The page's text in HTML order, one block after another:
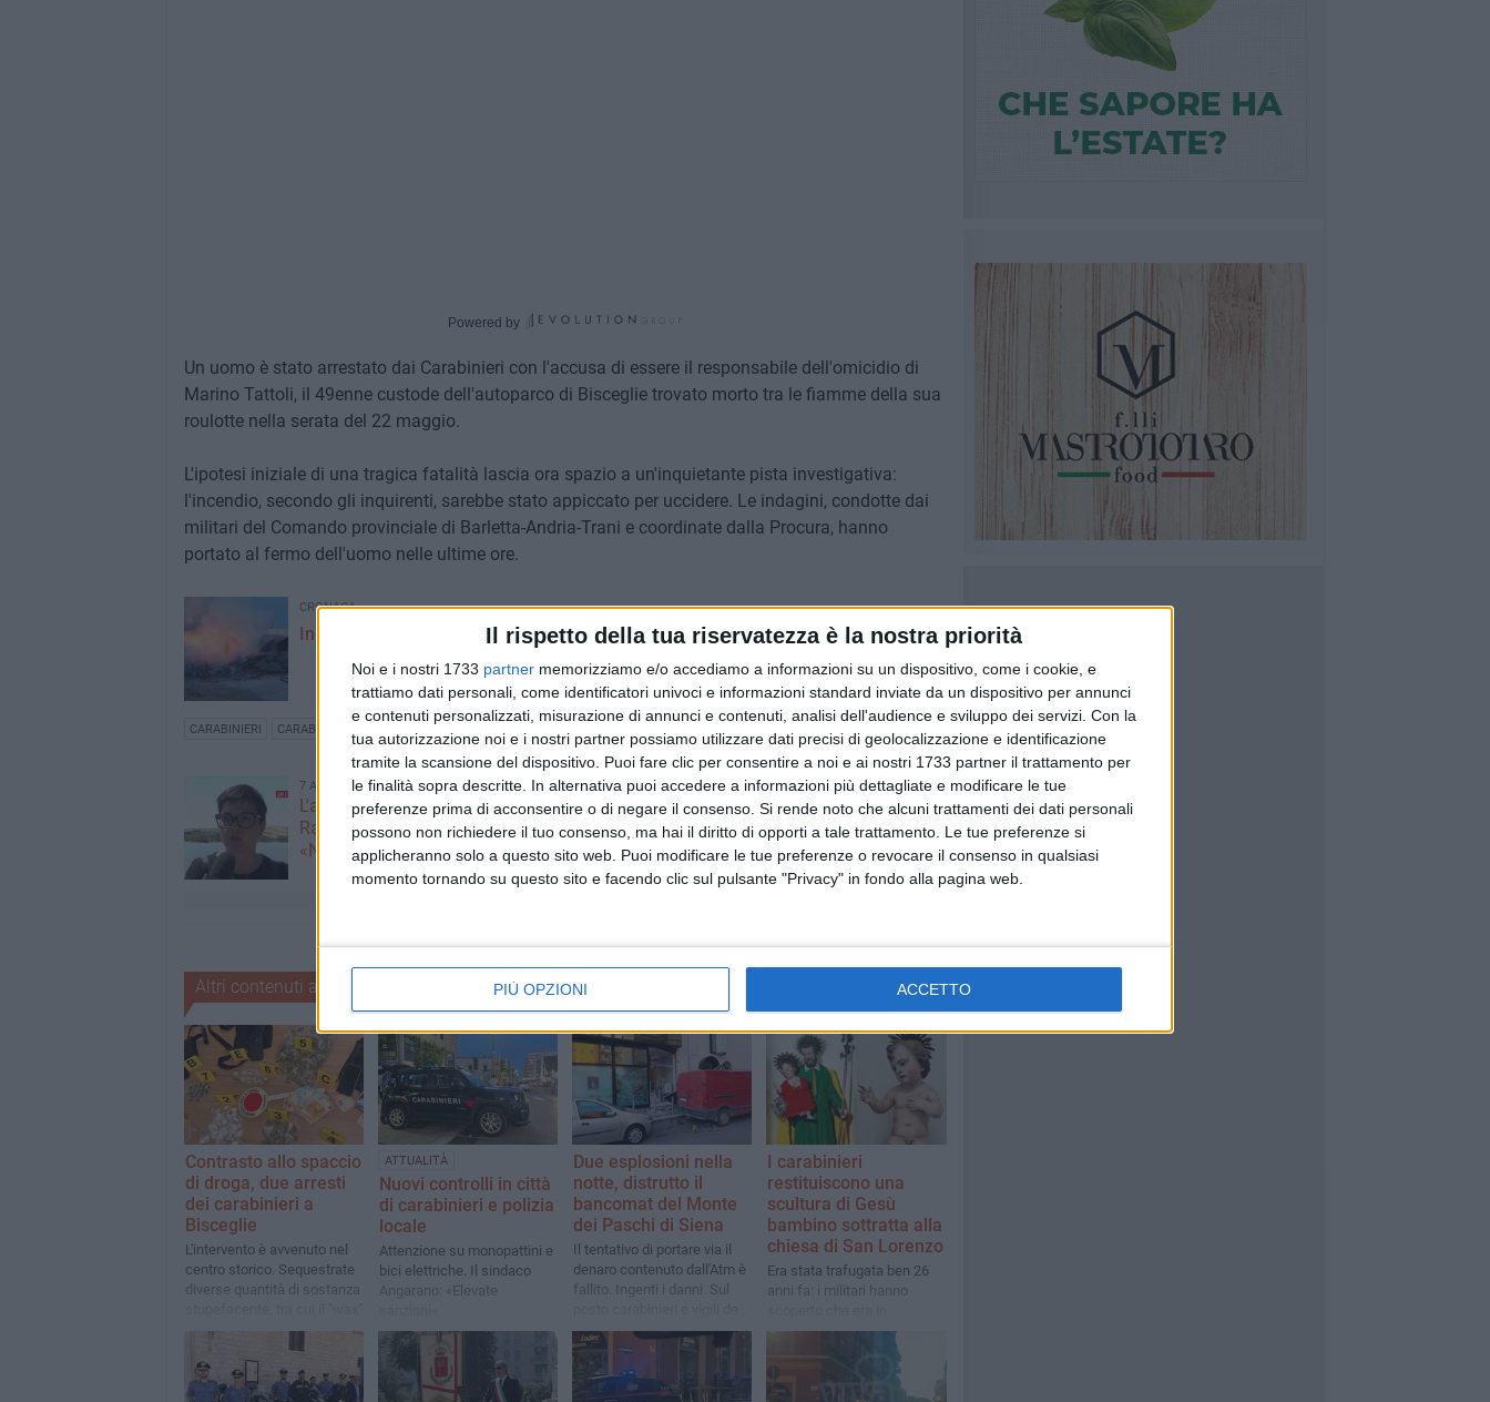
Il rispetto della tua riservatezza è la nostra priorità
Noi e i nostri 1733 partner memorizziamo e/o accediamo a informazioni su un dispositivo, come i cookie, e
trattiamo dati personali, come identificatori univoci e informazioni standard inviate da un dispositivo per annunci
e contenuti personalizzati, misurazione di annunci e contenuti, analisi dell'audience e sviluppo dei servizi. Con la
tua autorizzazione noi e i nostri partner possiamo utilizzare dati precisi di geolocalizzazione e identificazione
tramite la scansione del dispositivo. Puoi fare clic per consentire a noi e ai nostri 1733 partner il trattamento per
le finalità sopra descritte. In alternativa puoi accedere a informazioni più dettagliate e modificare le tue
preferenze prima di acconsentire o di negare il consenso. Si rende noto che alcuni trattamenti dei dati personali
possono non richiedere il tuo consenso, ma hai il diritto di opporti a tale trattamento. Le tue preferenze si
applicheranno solo a questo sito web. Puoi modificare le tue preferenze o revocare il consenso in qualsiasi
momento tornando su questo sito e facendo clic sul pulsante "Privacy" in fondo alla pagina web.
PIÙ OPZIONI ACCETTO
Powered by
Un uomo è stato arrestato dai Carabinieri con l'accusa di essere il responsabile dell'omicidio di
Marino Tattoli, il 49enne custode dell'autoparco di Bisceglie trovato morto tra le fiamme della sua
roulotte nella serata del 22 maggio.
L'ipotesi iniziale di una tragica fatalità lascia ora spazio a un'inquietante pista investigativa:
l'incendio, secondo gli inquirenti, sarebbe stato appiccato per uccidere. Le indagini, condotte dai
militari del Comando provinciale di Barletta-Andria-Trani e coordinate dalla Procura, hanno
portato al fermo dell'uomo nelle ultime ore.
CRONACA
Incendio in un autoparco a Bisceglie: morto un uomo
CARABINIERI CARABINIERI BISCEGLIE COMANDO PROVINCIALE CARABINIERI
7 AGOSTO 2026
L'appello della moglie di Mino
Racanati alla ministra Roccella:
«Non dimenticatelo»
7 AGOSTO 2026
Festa patronale, il programma
completo di venerdì 7 agosto
Altri contenuti a tema
Contrasto allo spaccio
di droga, due arresti
dei carabinieri a
Bisceglie
L'intervento è avvenuto nel
centro storico. Sequestrate
diverse quantità di sostanza
ATTUALITÀ
Nuovi controlli in città
di carabinieri e polizia
locale
Attenzione su monopattini e
bici elettriche. Il sindaco
Angarano: «Elevate
Due esplosioni nella
notte, distrutto il
bancomat del Monte
dei Paschi di Siena
Il tentativo di portare via il
denaro contenuto dall'Atm è
fallito. Ingenti i danni. Sul
fuoco
I carabinieri
restituiscono una
scultura di Gesù
bambino sottratta alla
chiesa di San Lorenzo
Era stata trafugata ben 26
anni fa: i militari hanno
possesso di una persona
della provincia di Brindisi,
che ha cercato di venderla
online